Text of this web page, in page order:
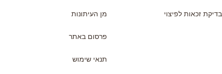
בדיקת זכאות לפיצוי מן העיתונות
פרסום באתר
תנאי שימוש